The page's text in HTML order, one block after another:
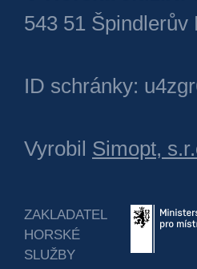
543 51 Špindlerův
ID schránky:
Vyrobil Simopt,
ZAKLADATEL
HORSKÉ
SLUŽBY